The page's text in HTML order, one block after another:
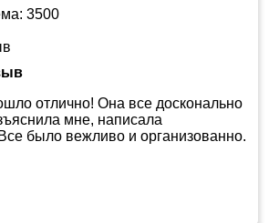
3500
отлично! Она все досконально
мне, написала
было вежливо и организованно.